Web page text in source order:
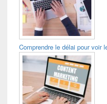
Comprendre le délai pour voir